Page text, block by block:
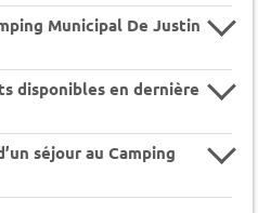
Municipal De Justin
disponibles en dernière
séjour au Camping